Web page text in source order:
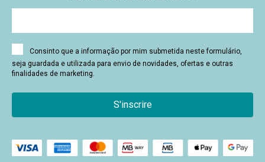
Consinto que a informação por mim submetida neste formulário,
seja guardada e utilizada para envio de novidades, ofertas e outras
finalidades de marketing.
S'inscrire